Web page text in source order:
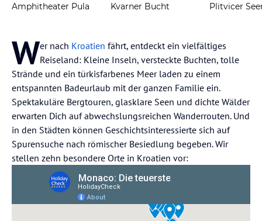
Amphitheater Pula Kvarner Bucht Plitvicer
Wer nach Kroatien fährt, entdeckt ein vielfältiges
Reiseland: Kleine Inseln, versteckte Buchten, tolle
Strände und ein türkisfarbenes Meer laden zu einem
entspannten Badeurlaub mit der ganzen Familie ein.
Spektakuläre Bergtouren, glasklare Seen und dichte Wälder
erwarten Dich auf abwechslungsreichen Wanderrouten. Und
in den Städten können Geschichtsinteressierte sich auf
Spurensuche nach römischer Besiedlung begeben. Wir
stellen zehn besondere Orte in Kroatien vor: